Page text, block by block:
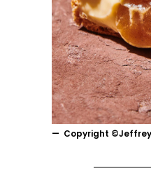
Copyright